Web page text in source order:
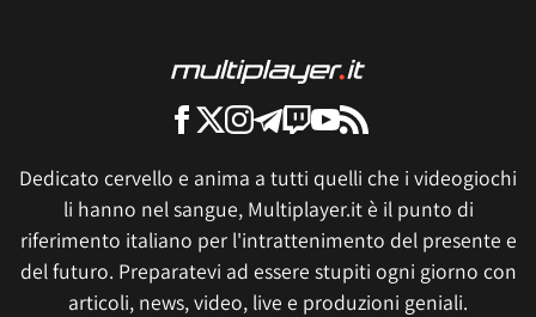
Dedicato cervello e anima a tutti quelli che i videogiochi
li hanno nel sangue, Multiplayer.it è il punto di
riferimento italiano per l'intrattenimento del presente e
del futuro. Preparatevi ad essere stupiti ogni giorno con
articoli, news, video, live e produzioni geniali.